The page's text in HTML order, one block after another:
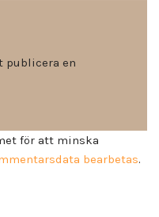
publicera en
för att minska
bearbetas.